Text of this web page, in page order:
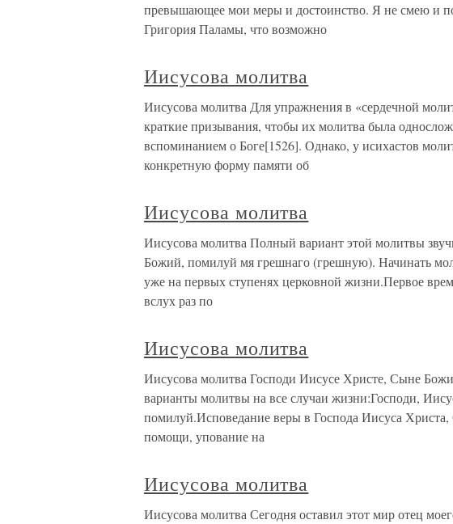
превышающее мои меры и достоинство. Я не смею и
Григория Паламы, что возможно
Иисусова молитва
Иисусова молитва Для упражнения в «сердечной
краткие призывания, чтобы их молитва была
вспоминанием о Боге[1526]. Однако, у исихастов
конкретную форму памяти об
Иисусова молитва
Иисусова молитва Полный вариант этой молитвы
Божий, помилуй мя грешнаго (грешную). Начинать
уже на первых ступенях церковной жизни.Первое
вслух раз по
Иисусова молитва
Иисусова молитва Господи Иисусе Христе, Сыне
варианты молитвы на все случаи жизни:Господи,
помилуй.Исповедание веры в Господа Иисуса
помощи, упование на
Иисусова молитва
Иисусова молитва Сегодня оставил этот мир отец